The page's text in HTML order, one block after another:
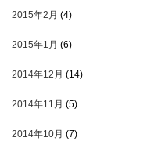
2015年2月 (4)
2015年1月 (6)
2014年12月 (14)
2014年11月 (5)
2014年10月 (7)